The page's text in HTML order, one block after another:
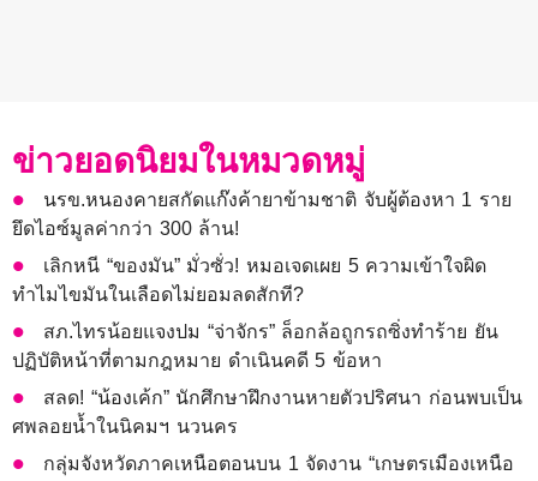
ข่าวยอดนิยมในหมวดหมู่
นรข.หนองคายสกัดแก๊งค้ายาข้ามชาติ จับผู้ต้องหา 1 ราย
ยึดไอซ์มูลค่ากว่า 300 ล้าน!
เลิกหนี “ของมัน” มั่วซั่ว! หมอเจดเผย 5 ความเข้าใจผิด
ทำไมไขมันในเลือดไม่ยอมลดสักที?
สภ.ไทรน้อยแจงปม “จ่าจักร” ล็อกล้อถูกรถซิ่งทำร้าย ยัน
ปฏิบัติหน้าที่ตามกฎหมาย ดำเนินคดี 5 ข้อหา
สลด! “น้องเค้ก” นักศึกษาฝึกงานหายตัวปริศนา ก่อนพบเป็น
ศพลอยน้ำในนิคมฯ นวนคร
กลุ่มจังหวัดภาคเหนือตอนบน 1 จัดงาน “เกษตรเมืองเหนือ